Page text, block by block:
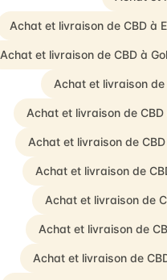
Achat et livraison de CBD à
Achat et livraison de CBD à
Achat et livraison
Achat et livraison de
Achat et livraison de
Achat et livraison de
Achat et livraison de
Achat et livraison de
Achat et livraison de